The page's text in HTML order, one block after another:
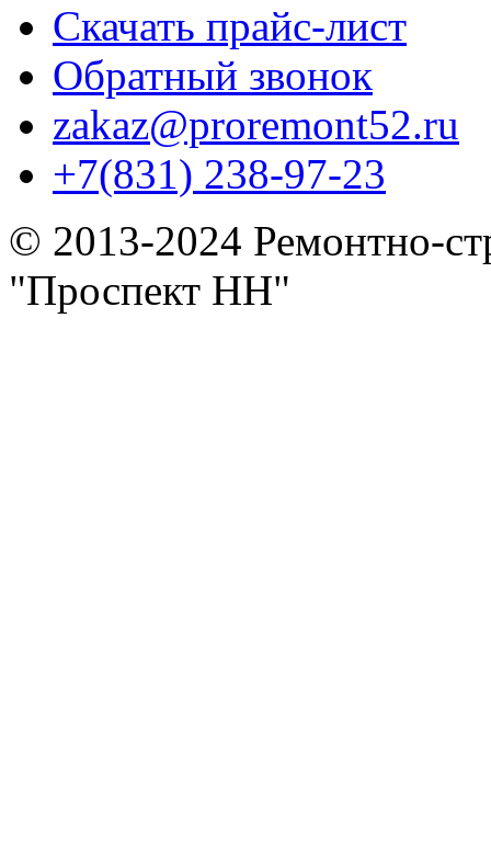
Скачать прайс-лист
Обратный звонок
zakaz@proremont52.ru
+7(831) 238-97-23
© 2013-2024 Ремонтно-
"Проспект НН"